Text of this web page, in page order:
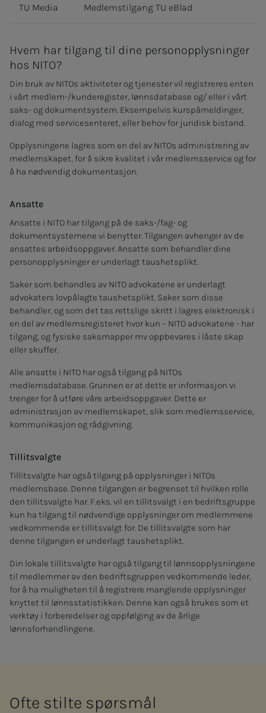
TU Media Medlemstilgang TU eBlad
Hvem har tilgang til dine personopplysninger
hos NITO?
Din bruk av NITOs aktiviteter og tjenester vil registreres enten
i vårt medlem-/kunderegister, lønnsdatabase og/ eller i vårt
saks- og dokumentsystem. Eksempelvis kurspåmeldinger,
dialog med servicesenteret, eller behov for juridisk bistand.
Opplysningene lagres som en del av NITOs administrering av
medlemskapet, for å sikre kvalitet i vår medlemsservice og for
å ha nødvendig dokumentasjon.
Ansatte
Ansatte i NITO har tilgang på de saks-/fag- og
dokumentsystemene vi benytter. Tilgangen avhenger av de
ansattes arbeidsoppgaver. Ansatte som behandler dine
personopplysninger er underlagt taushetsplikt.
Saker som behandles av NITO advokatene er underlagt
advokaters lovpålagte taushetsplikt. Saker som disse
behandler, og som det tas rettslige skritt i lagres elektronisk i
en del av medlemsregisteret hvor kun – NITO advokatene - har
tilgang, og fysiske saksmapper mv oppbevares i låste skap
eller skuffer.
Alle ansatte i NITO har også tilgang på NITOs
medlemsdatabase. Grunnen er at dette er informasjon vi
trenger for å utføre våre arbeidsoppgaver. Dette er
administrasjon av medlemskapet, slik som medlemsservice,
kommunikasjon og rådgivning.
Tillitsvalgte
Tillitsvalgte har også tilgang på opplysninger i NITOs
medlemsbase. Denne tilgangen er begrenset til hvilken rolle
den tillitsvalgte har. F.eks. vil en tillitsvalgt i en bedriftsgruppe
kun ha tilgang til nødvendige opplysninger om medlemmene
vedkommende er tillitsvalgt for. De tillitsvalgte som har
denne tilgangen er underlagt taushetsplikt.
Din lokale tillitsvalgte har også tilgang til lønnsopplysningene
til medlemmer av den bedriftsgruppen vedkommende leder,
for å ha muligheten til å registrere manglende opplysninger
knyttet til lønnsstatistikken. Denne kan også brukes som et
verktøy i forberedelser og oppfølging av de årlige
lønnsforhandlingene.
Ofte stilte spørsmål